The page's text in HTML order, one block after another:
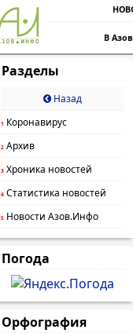
В
Разделы
Назад
1 Коронавирус
2 Архив
3 Хроника новостей
4 Статистика новостей
5 Новости Азов.Инфо
Погода
Орфография